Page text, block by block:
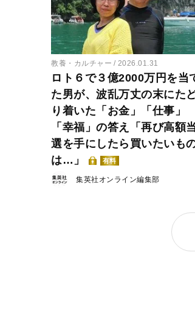
教養・カルチャー 2026.01.31
ロト６で３億2000万円を当
た男が、波乱万丈の末にた
り着いた「お金」「仕事」
「幸福」の答え「再び高額当
選を手にしたら買いたいも
は…」
有料
集英社オンライン編集部